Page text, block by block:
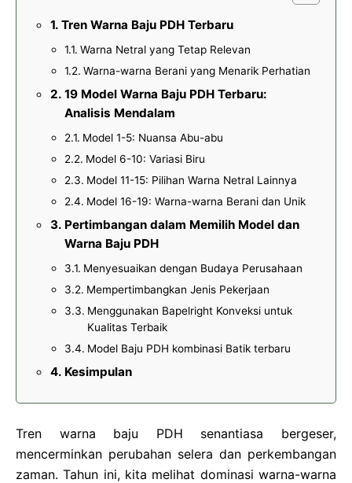
Tren Warna Baju PDH Terbaru
Warna Netral yang Tetap Relevan
Warna-warna Berani yang Menarik Perhatian
19 Model Warna Baju PDH Terbaru:
Analisis Mendalam
Model 1-5: Nuansa Abu-abu
Model 6-10: Variasi Biru
Model 11-15: Pilihan Warna Netral Lainnya
Model 16-19: Warna-warna Berani dan Unik
Pertimbangan dalam Memilih Model dan
Warna Baju PDH
Menyesuaikan dengan Budaya Perusahaan
Mempertimbangkan Jenis Pekerjaan
Menggunakan Bapelright Konveksi untuk
Kualitas Terbaik
Model Baju PDH kombinasi Batik terbaru
Kesimpulan
Tren warna baju PDH senantiasa bergeser,
mencerminkan perubahan selera dan perkembangan
zaman. Tahun ini, kita melihat dominasi warna-warna